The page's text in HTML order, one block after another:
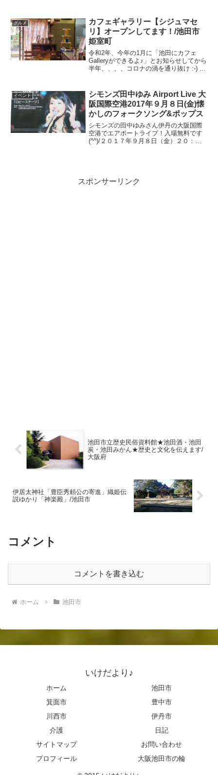
ですよ💡なんでまた姉妹都市となったの
か、、、1962年...
グルメ
カフェギャラリー【シジュマセ
リ】オープンしてます！/池田市
姫室町
令和2年、今年の1月に「池田にカフェ
Galleryができるよ♪」とお知らせしてから
半年、、、、コロナの渦を通り抜け :-) オ
よ！シジュマセリ/姫室町★場所♫•...
イベント
シモンズ田中ゆみ Airport Live 大
阪国際空港2017年９月８日(金)懐
かしのフォークソング&ポップス
シモンズの田中ゆみさん伊丹の大阪国際
空港でエアポートライブ！入場無料です
(^^)/２０１７年９月８日（金）２０：０
スポンサーリンク
池田市立歴史民俗資料館★池田酒・池田
炭・池田みかん★歴史と文化を伝えます/
大阪府
伊居太神社「豊臣秀頼公の寄進」織姫伝
説ゆかり「神楽殿」/池田市
コメント
コメントを書き込む
ホーム 池田市
いけだより♪
ホーム
池田市
箕面市
豊中市
川西市
伊丹市
介護
日記
サイトマップ
お問い合わせ
プロフィール
大阪池田市の輪